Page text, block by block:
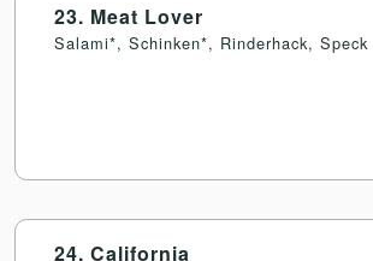
23. Meat Lover
Salami*, Schinken*, Rinderhack, Speck
24. California